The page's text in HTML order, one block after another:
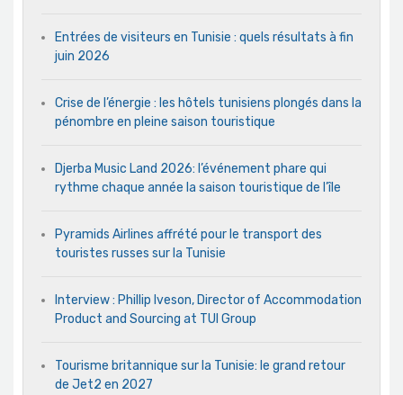
Entrées de visiteurs en Tunisie : quels résultats à fin
juin 2026
Crise de l’énergie : les hôtels tunisiens plongés dans la
pénombre en pleine saison touristique
Djerba Music Land 2026: l’événement phare qui
rythme chaque année la saison touristique de l’île
Pyramids Airlines affrété pour le transport des
touristes russes sur la Tunisie
Interview : Phillip Iveson, Director of Accommodation
Product and Sourcing at TUI Group
Tourisme britannique sur la Tunisie: le grand retour
de Jet2 en 2027